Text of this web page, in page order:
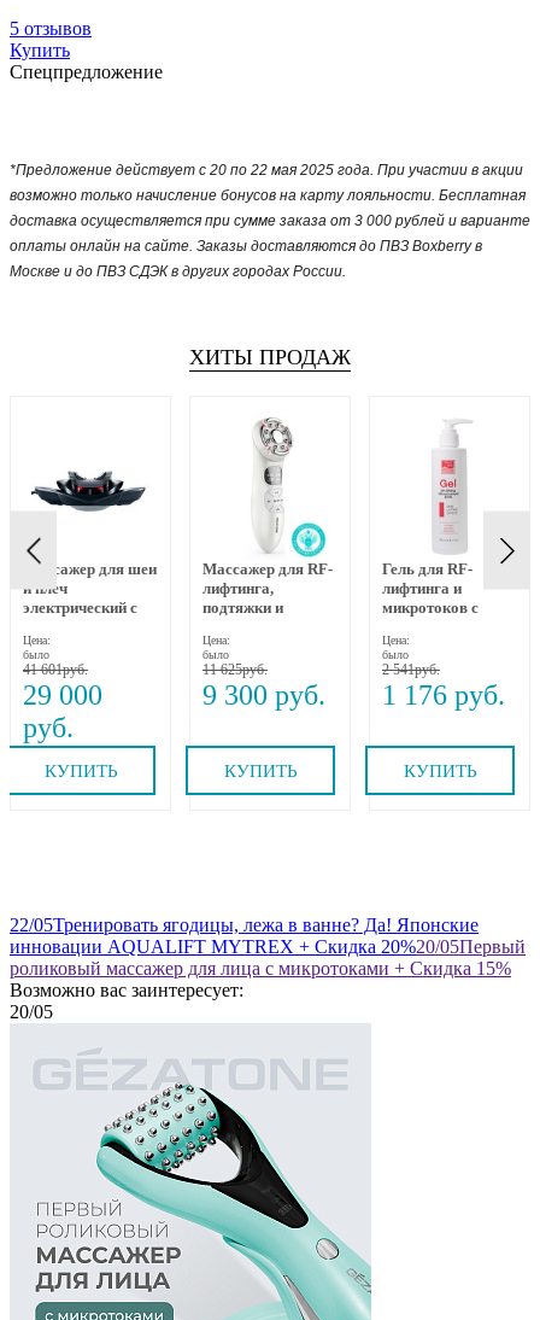
5 отзывов
Купить
Спецпредложение
*Предложение действует с 20 по 22 мая 2025 года. При участии в акции
возможно только начисление бонусов на карту лояльности. Бесплатная
доставка осуществляется при сумме заказа от 3 000 рублей и варианте
оплаты онлайн на сайте. Заказы доставляются до ПВЗ Boxberry в
Москве и до ПВЗ СДЭК в других городах России.
ХИТЫ ПРОДАЖ
Массажер для шеи
и плеч
электрический с
вытяжением и
прогревом MEDI
NECK MYTREX
Цена:
было
41 601
29 000
КУПИТЬ
Массажер для RF-
лифтинга,
подтяжки и
RF-1607, Gezatone
Цена:
было
11 625
9 300
КУПИТЬ
Гель для RF-
лифтинга и
микротоков с
пептидами и
бакучиолом 250
мл Beauty Style
Цена:
было
2 541
1 176
КУПИТЬ
22/05Тренировать ягодицы, лежа в ванне? Да! Японские
инновации AQUALIFT MYTREX + Скидка 20%20/05Первый
роликовый массажер для лица с микротоками + Скидка 15%
Возможно вас заинтересует:
20/05